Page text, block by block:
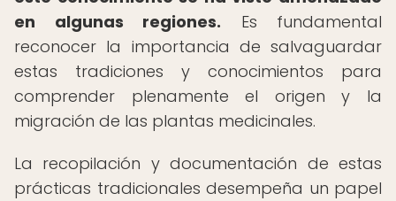
en algunas regiones. Es fundamental
reconocer la importancia de salvaguardar
estas tradiciones y conocimientos para
comprender plenamente el origen y la
migración de las plantas medicinales.
La recopilación y documentación de estas
prácticas tradicionales desempeña un papel